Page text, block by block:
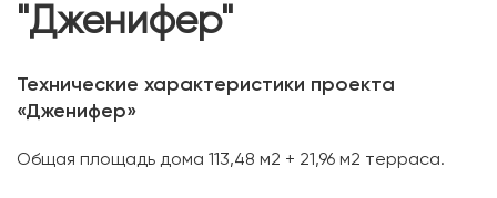
"Дженифер"
Технические характеристики проекта
«Дженифер»
Общая площадь дома 113,48 м2 + 21,96 м2 терраса.